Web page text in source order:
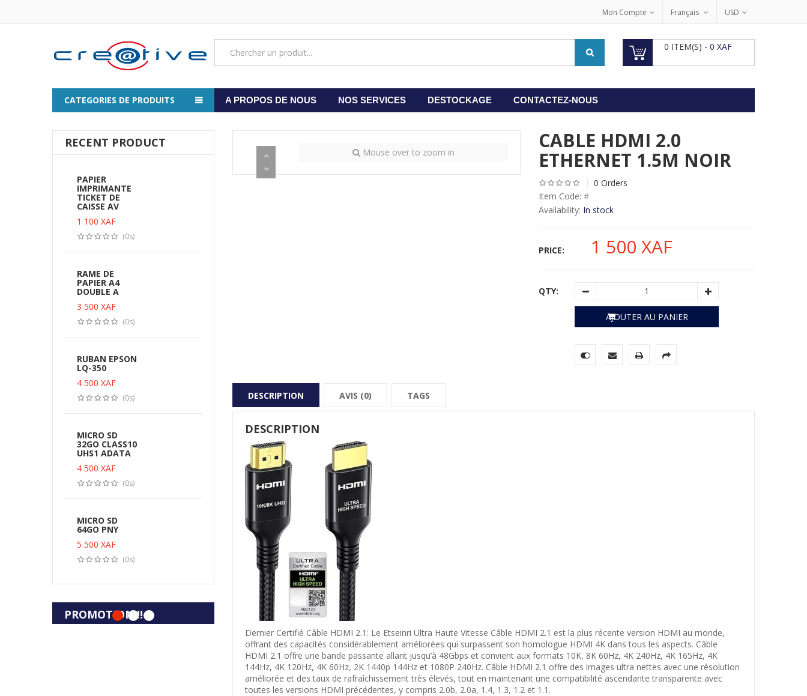
Mon Compte Français USD
0 ITEM(S) - 0 XAF
CATEGORIES DE PRODUITS A PROPOS DE NOUS NOS SERVICES DESTOCKAGE CONTACTEZ-NOUS
RECENT PRODUCT
PAPIER
IMPRIMANTE
TICKET DE
CAISSE AV
1 100 XAF
(0s)
RAME DE
PAPIER A4
DOUBLE A
3 500 XAF
(0s)
RUBAN EPSON
LQ-350
4 500 XAF
(0s)
MICRO SD
32GO CLASS10
UHS1 ADATA
4 500 XAF
(0s)
MICRO SD
64GO PNY
5 500 XAF
(0s)
PROMOTION !!
JUSQU'A MOINS DE
40%
PROTEGER SON OUTIL
DE TRAVAIL
JUSQU'A MOINS DE
30%
Mouse over to zoom in
CABLE HDMI 2.0
ETHERNET 1.5M NOIR
0 Orders
Item Code: #
Availability: In stock
PRICE: 1 500 XAF
QTY:
AJOUTER AU PANIER
DESCRIPTION AVIS (0) TAGS
DESCRIPTION
Dernier Certifié Câble HDMI 2.1: Le Etseinri Ultra Haute Vitesse Câble HDMI 2.1 est la plus récente version HDMI au monde,
offrant des capacités considérablement améliorées qui surpassent son homologue HDMI 4K dans tous les aspects. Câble
HDMI 2.1 offre une bande passante allant jusqu’à 48Gbps et convient aux formats 10K, 8K 60Hz, 4K 240Hz, 4K 165Hz, 4K
144Hz, 4K 120Hz, 4K 60Hz, 2K 1440p 144Hz et 1080P 240Hz. Câble HDMI 2.1 offre des images ultra nettes avec une résolution
améliorée et des taux de rafraîchissement très élevés, tout en maintenant une compatibilité ascendante transparente avec
toutes les versions HDMI précédentes, y compris 2.0b, 2.0a, 1.4, 1.3, 1.2 et 1.1.